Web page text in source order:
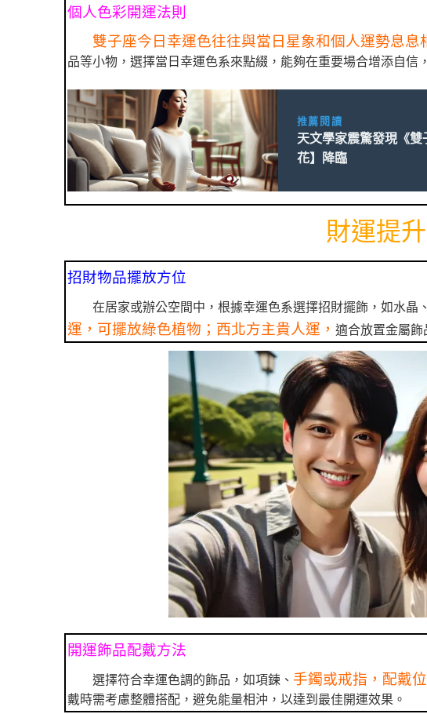
個人色彩開運法則
雙子座今日幸運色往往與當日星象和個人運勢息息
品等小物，選擇當日幸運色系來點綴，能夠在重要場合增添自信
推薦閱讀
天文學家震驚發現《
花】降臨
財運提
招財物品擺放方位
在居家或辦公空間中，根據幸運色系選擇招財擺飾，如水晶
運，可擺放綠色植物；西北方主貴人運， 適合放置金屬飾
開運飾品配戴方法
選擇符合幸運色調的飾品，如項鍊、 手鐲或戒指，配戴
戴時需考慮整體搭配，避免能量相沖，以達到最佳開運效果。